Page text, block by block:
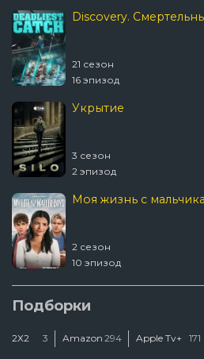
Discovery.
21 сезон
16 эпизод
Укрытие
3 сезон
2 эпизод
Моя жизнь с
2 сезон
10 эпизод
Шугар
2 сезон
Подборки
2Х2 3 Amazon 294 Apple Tv+ 171